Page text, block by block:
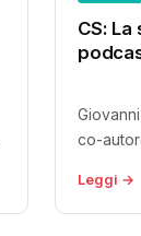
CS:
co-
Leggi →